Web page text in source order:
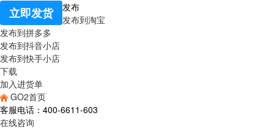
立即发货
发布
发布到淘宝
发布到拼多多
发布到抖音小店
发布到快手小店
下载
加入进货单
GO2首页
客服电话：400-6611-603
在线咨询